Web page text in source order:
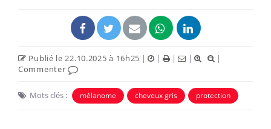
Publié le 22.10.2025 à 16h25 | | | |
|
Commenter
Mots clés : mélanome cheveux gris protection